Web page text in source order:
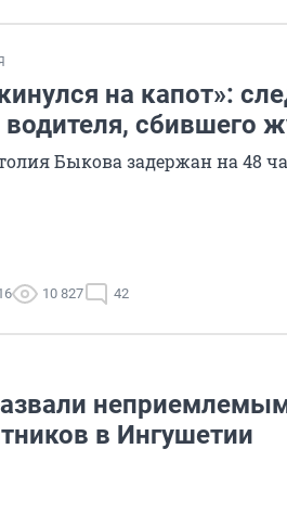
на капот»:
сбившего
Быкова задержан на 48
10 827 42
в Ингушетии